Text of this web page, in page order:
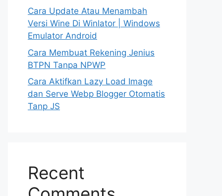
Cara Update Atau Menambah
Versi Wine Di Winlator | Windows
Emulator Android
Cara Membuat Rekening Jenius
BTPN Tanpa NPWP
Cara Aktifkan Lazy Load Image
dan Serve Webp Blogger Otomatis
Tanp JS
Recent